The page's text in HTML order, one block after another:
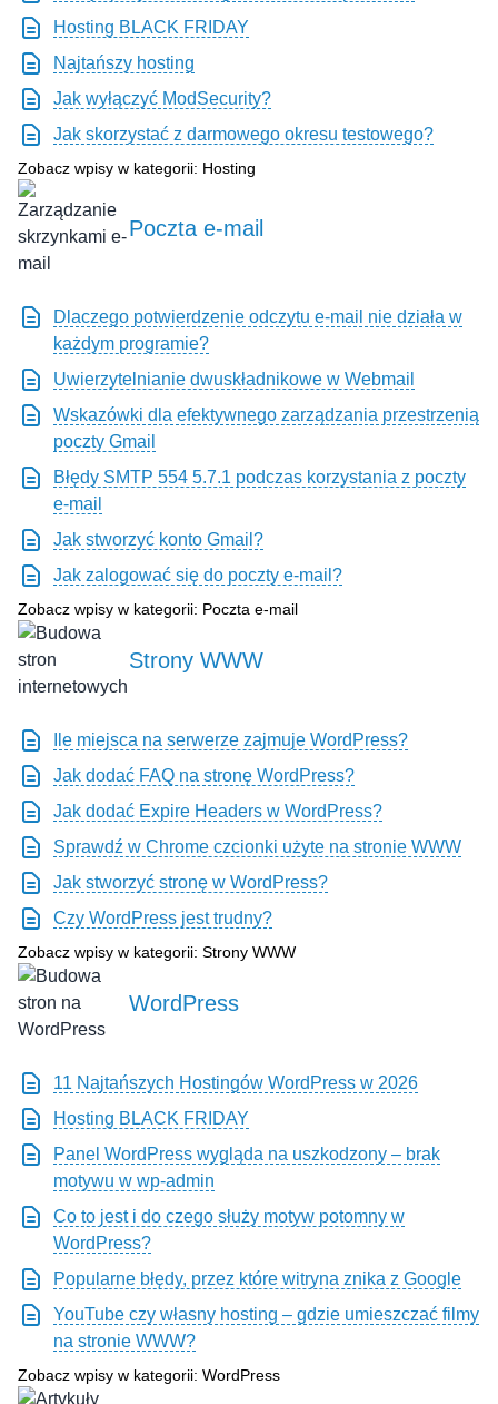
Hosting BLACK FRIDAY
Najtańszy hosting
Jak wyłączyć ModSecurity?
Jak skorzystać z darmowego okresu testowego?
Zobacz wpisy w kategorii: Hosting
Poczta e-mail
Dlaczego potwierdzenie odczytu e-mail nie działa w
każdym programie?
Uwierzytelnianie dwuskładnikowe w Webmail
Wskazówki dla efektywnego zarządzania przestrzenią
poczty Gmail
Błędy SMTP 554 5.7.1 podczas korzystania z poczty
e-mail
Jak stworzyć konto Gmail?
Jak zalogować się do poczty e-mail?
Zobacz wpisy w kategorii: Poczta e-mail
Strony WWW
Ile miejsca na serwerze zajmuje WordPress?
Jak dodać FAQ na stronę WordPress?
Jak dodać Expire Headers w WordPress?
Sprawdź w Chrome czcionki użyte na stronie WWW
Jak stworzyć stronę w WordPress?
Czy WordPress jest trudny?
Zobacz wpisy w kategorii: Strony WWW
WordPress
11 Najtańszych Hostingów WordPress w 2026
Hosting BLACK FRIDAY
Panel WordPress wygląda na uszkodzony – brak
motywu w wp-admin
Co to jest i do czego służy motyw potomny w
WordPress?
Popularne błędy, przez które witryna znika z Google
YouTube czy własny hosting – gdzie umieszczać filmy
na stronie WWW?
Zobacz wpisy w kategorii: WordPress